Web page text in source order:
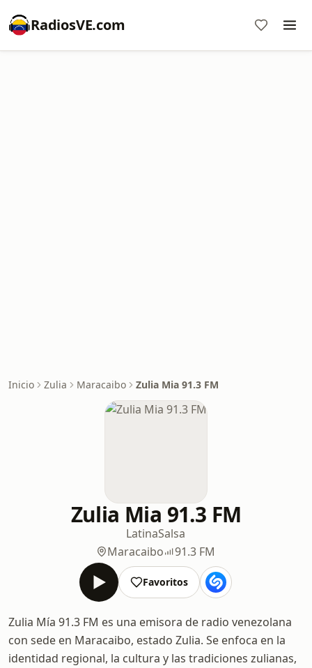
RadiosVE.com
Inicio Zulia Maracaibo Zulia Mia 91.3 FM
Zulia Mia 91.3 FM
LatinaSalsa
Maracaibo
91.3 FM
Favoritos
Zulia Mía 91.3 FM es una emisora de radio venezolana
con sede en Maracaibo, estado Zulia. Se enfoca en la
identidad regional, la cultura y las tradiciones zulianas,